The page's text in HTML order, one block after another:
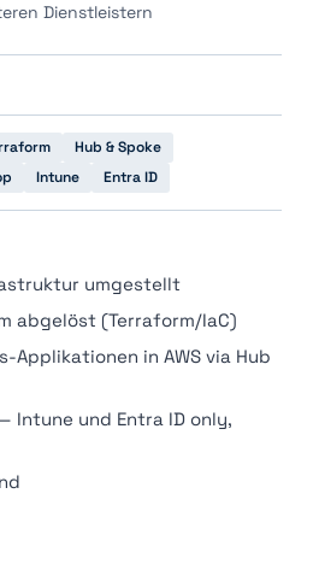
Dienstleistern
Hub & Spoke
Intune Entra ID
umgestellt
abgelöst (Terraform/IaC)
in AWS via Hub
Intune und Entra ID only,